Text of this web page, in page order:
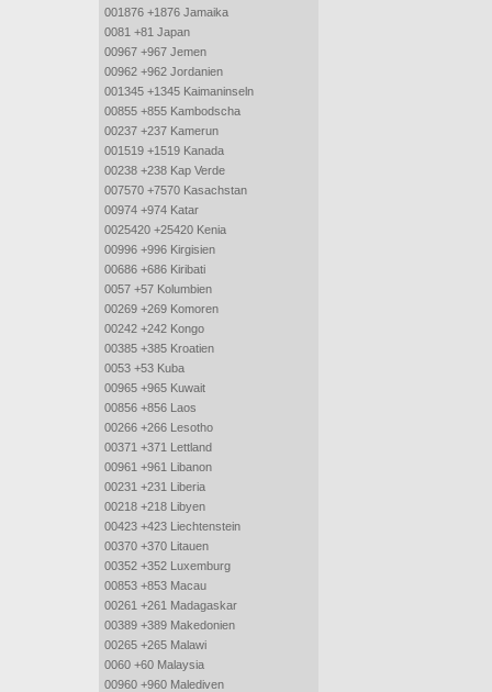
001876 +1876 Jamaika
0081 +81 Japan
00967 +967 Jemen
00962 +962 Jordanien
001345 +1345 Kaimaninseln
00855 +855 Kambodscha
00237 +237 Kamerun
001519 +1519 Kanada
00238 +238 Kap Verde
007570 +7570 Kasachstan
00974 +974 Katar
0025420 +25420 Kenia
00996 +996 Kirgisien
00686 +686 Kiribati
0057 +57 Kolumbien
00269 +269 Komoren
00242 +242 Kongo
00385 +385 Kroatien
0053 +53 Kuba
00965 +965 Kuwait
00856 +856 Laos
00266 +266 Lesotho
00371 +371 Lettland
00961 +961 Libanon
00231 +231 Liberia
00218 +218 Libyen
00423 +423 Liechtenstein
00370 +370 Litauen
00352 +352 Luxemburg
00853 +853 Macau
00261 +261 Madagaskar
00389 +389 Makedonien
00265 +265 Malawi
0060 +60 Malaysia
00960 +960 Malediven